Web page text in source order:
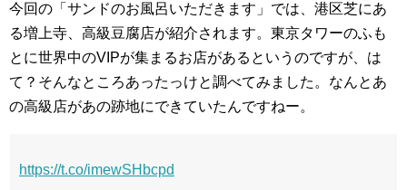
今回の「サンドのお風呂いただきます」では、港区芝にあ
る増上寺、高級豆腐店が紹介されます。東京タワーのふも
とに世界中のVIPが集まるお店があるというのですが、は
て？そんなところあったっけと調べてみました。なんとあ
の高級店があの跡地にできていたんですねー。
https://t.co/imewSHbcpd